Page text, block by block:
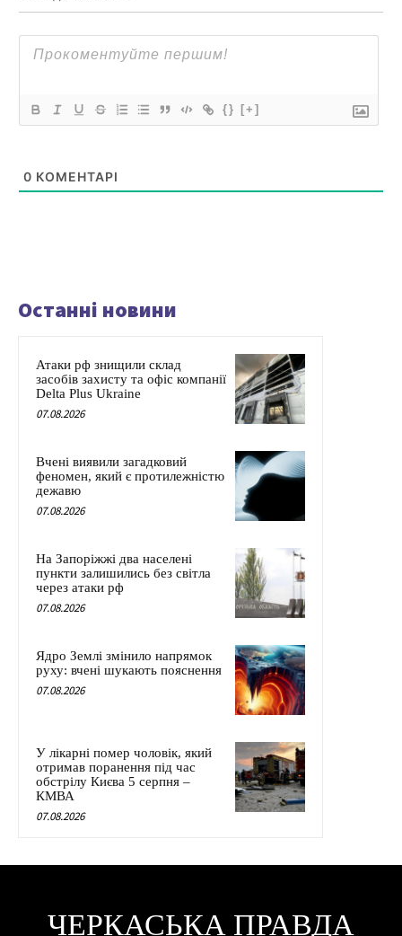
{} [+]
0 КОМЕНТАРІ
Останні новини
Атаки рф знищили склад
засобів захисту та офіс компанії
Delta Plus Ukraine
07.08.2026
Вчені виявили загадковий
феномен, який є протилежністю
дежавю
07.08.2026
На Запоріжжі два населені
пункти залишились без світла
через атаки рф
07.08.2026
Ядро Землі змінило напрямок
руху: вчені шукають пояснення
07.08.2026
У лікарні помер чоловік, який
отримав поранення під час
обстрілу Києва 5 серпня –
КМВА
07.08.2026
ЧЕРКАСЬКА ПРАВДА